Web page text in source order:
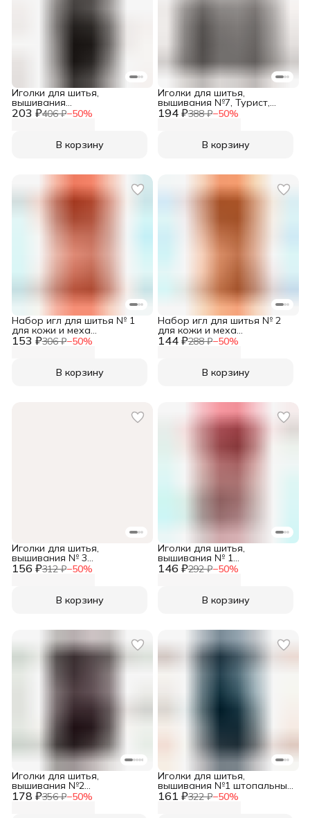
203 ₽406 ₽−50%
Иголки для шитья,
вышивания
никелированные для
В корзину
194 ₽388 ₽−50%
Иголки для шитья,
вышивания №7, Турист,
никелированные (ассорти
В корзину
153 ₽306 ₽−50%
Набор игл для шитья № 1
для кожи и меха
никелированных, ассорти 5
В корзину
144 ₽288 ₽−50%
Набор игл для шитья № 2
для кожи и меха
никелированных, ассорти 5
В корзину
156 ₽312 ₽−50%
Иголки для шитья,
вышивания № 3
никелированные (ассорти
В корзину
146 ₽292 ₽−50%
Иголки для шитья,
вышивания № 1
никелированные (ассорти
В корзину
178 ₽356 ₽−50%
Иголки для шитья,
вышивания №2
гобеленовые 161 ₽322 ₽−50%
Иголки для шитья,
вышивания №1 штопальные
никелированные (0,61*45,5